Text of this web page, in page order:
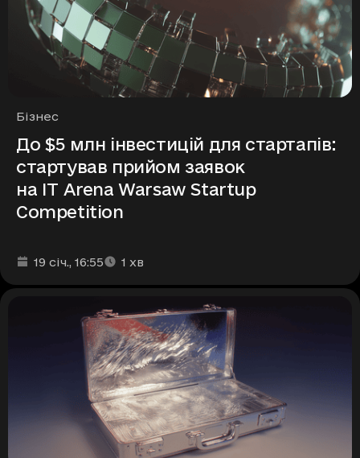
Рубрики
Бізнес
До $5 млн інвестицій для стартапів:
стартував прийом заявок
на IT Arena Warsaw Startup
Competition
Дата та час публікації
19 січ., 16:55
Час читання: 1 хв